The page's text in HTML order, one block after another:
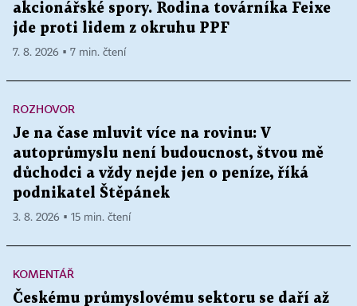
akcionářské spory. Rodina továrníka Feixe
jde proti lidem z okruhu PPF
7. 8. 2026 ▪ 7 min. čtení
ROZHOVOR
Je na čase mluvit více na rovinu: V
autoprůmyslu není budoucnost, štvou mě
důchodci a vždy nejde jen o peníze, říká
podnikatel Štěpánek
3. 8. 2026 ▪ 15 min. čtení
KOMENTÁŘ
Českému průmyslovému sektoru se daří až